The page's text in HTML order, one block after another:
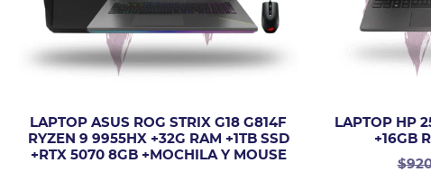
LAPTOP ASUS ROG STRIX G18 G814F
RYZEN 9 9955HX +32G RAM +1TB SSD
+RTX 5070 8GB +MOCHILA Y MOUSE
LAPTOP HP
+16GB
$